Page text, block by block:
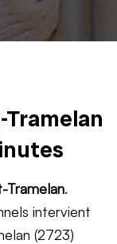
Tramelan.
intervient
(2723)